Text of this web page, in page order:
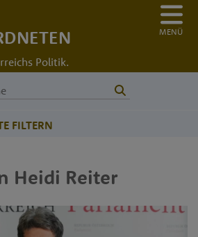
Politik.
MENÜ
FILTERN
Heidi Reiter